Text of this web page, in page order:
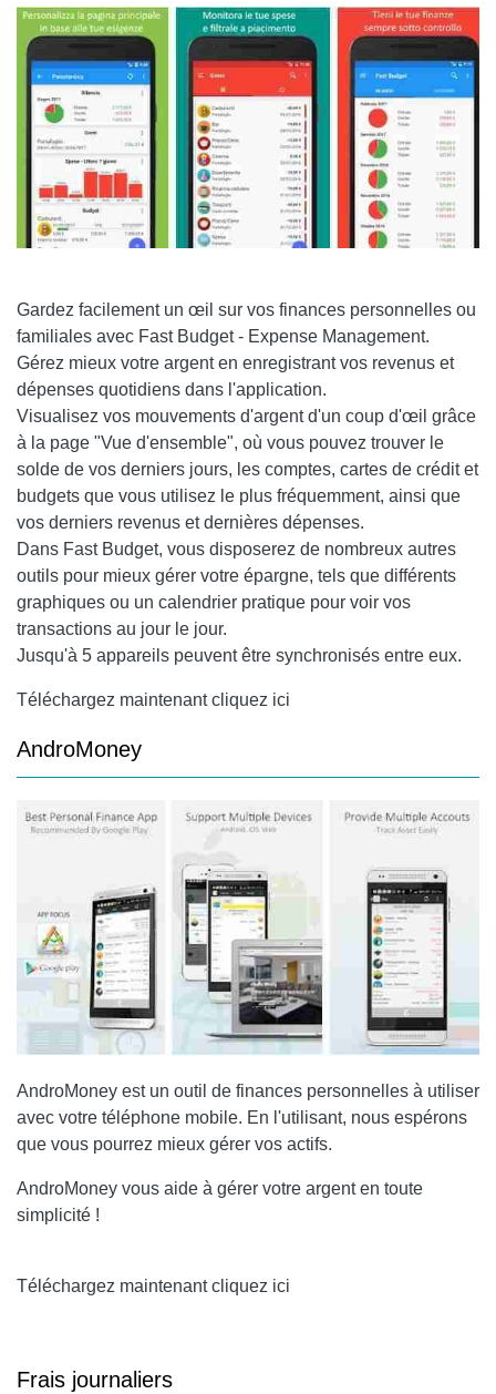
Gardez facilement un œil sur vos finances personnelles ou
familiales avec Fast Budget - Expense Management.
Gérez mieux votre argent en enregistrant vos revenus et
dépenses quotidiens dans l'application.
Visualisez vos mouvements d'argent d'un coup d'œil grâce
à la page "Vue d'ensemble", où vous pouvez trouver le
solde de vos derniers jours, les comptes, cartes de crédit et
budgets que vous utilisez le plus fréquemment, ainsi que
vos derniers revenus et dernières dépenses.
Dans Fast Budget, vous disposerez de nombreux autres
outils pour mieux gérer votre épargne, tels que différents
graphiques ou un calendrier pratique pour voir vos
transactions au jour le jour.
Jusqu'à 5 appareils peuvent être synchronisés entre eux.
Téléchargez maintenant cliquez ici
AndroMoney
AndroMoney est un outil de finances personnelles à utiliser
avec votre téléphone mobile. En l'utilisant, nous espérons
que vous pourrez mieux gérer vos actifs.
AndroMoney vous aide à gérer votre argent en toute
simplicité !
Téléchargez maintenant cliquez ici
Frais journaliers